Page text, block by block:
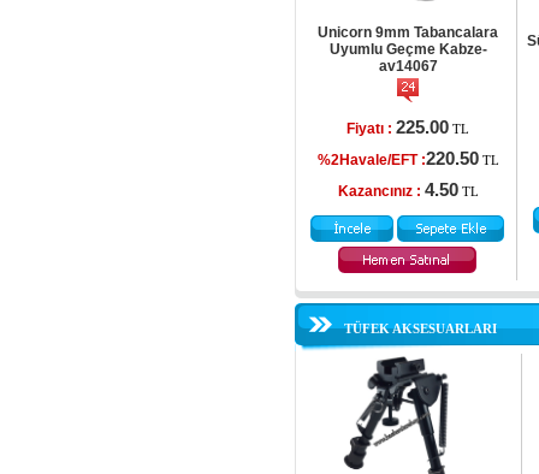
Unicorn 9mm Tabancalara
Uyumlu Geçme Kabze-
av14067
Fiyatı : 225.00 TL
%2Havale/EFT :220.50 TL
Kazancınız : 4.50 TL
TÜFEK AKSESUARLARI